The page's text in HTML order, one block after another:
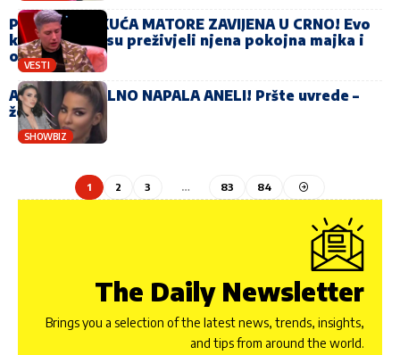
VESTI
PORODIČNA KUĆA MATORE ZAVIJENA U CRNO! Evo
kakav pakao su preživjeli njena pokojna majka i
otac
SHOWBIZ
ANITA BRUTALNO NAPALA ANELI! Pršte uvrede –
žestok sukob
1 2 3 … 83 84
The Daily Newsletter
Brings you a selection of the latest news, trends, insights,
and tips from around the world.